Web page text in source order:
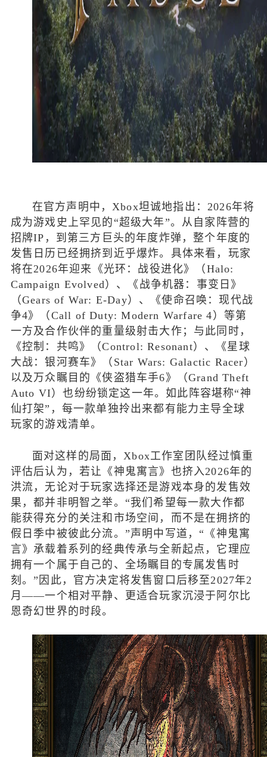
在官方声明中，Xbox坦诚地指出：2026年将
成为游戏史上罕见的“超级大年”。从自家阵营的
招牌IP，到第三方巨头的年度炸弹，整个年度的
发售日历已经拥挤到近乎爆炸。具体来看，玩家
将在2026年迎来《光环：战役进化》（Halo:
Campaign Evolved）、《战争机器：事变日》
（Gears of War: E-Day）、《使命召唤：现代战
争4》（Call of Duty: Modern Warfare 4）等第
一方及合作伙伴的重量级射击大作；与此同时，
《控制：共鸣》（Control: Resonant）、《星球
大战：银河赛车》（Star Wars: Galactic Racer）
以及万众瞩目的《侠盗猎车手6》（Grand Theft
Auto VI）也纷纷锁定这一年。如此阵容堪称“神
仙打架”，每一款单独拎出来都有能力主导全球
玩家的游戏清单。
面对这样的局面，Xbox工作室团队经过慎重
评估后认为，若让《神鬼寓言》也挤入2026年的
洪流，无论对于玩家选择还是游戏本身的发售效
果，都并非明智之举。“我们希望每一款大作都
能获得充分的关注和市场空间，而不是在拥挤的
假日季中被彼此分流。”声明中写道，“《神鬼寓
言》承载着系列的经典传承与全新起点，它理应
拥有一个属于自己的、全场瞩目的专属发售时
刻。”因此，官方决定将发售窗口后移至2027年2
月——一个相对平静、更适合玩家沉浸于阿尔比
恩奇幻世界的时段。